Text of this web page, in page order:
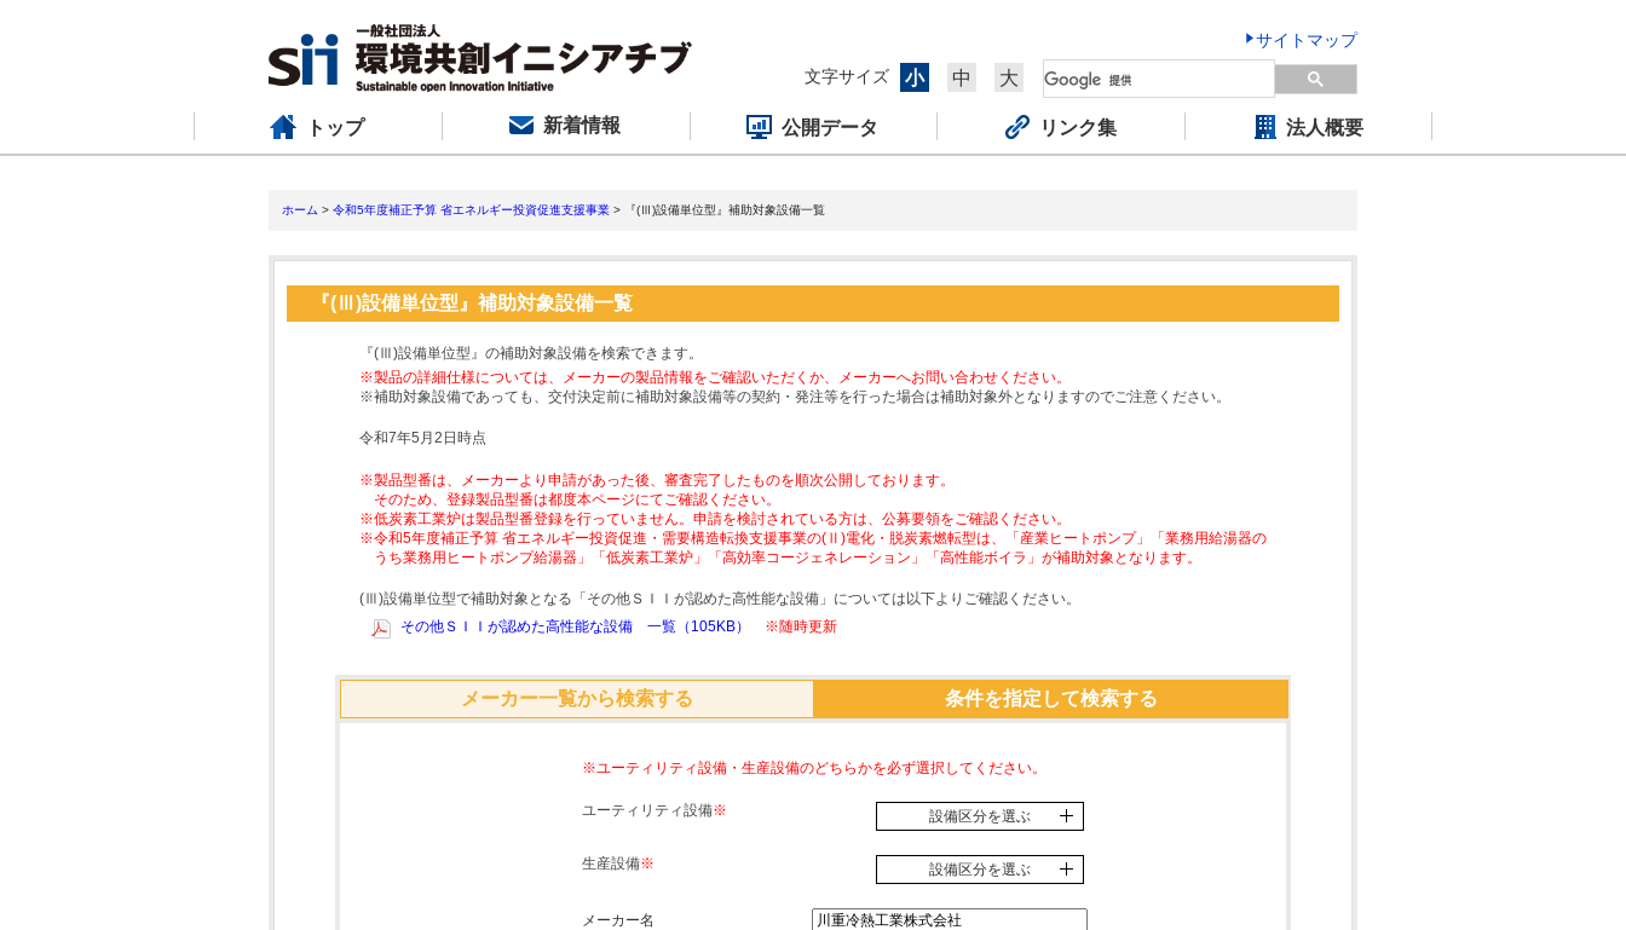
サイトマップ
文字サイズ
小 中 大
トップ 新着情報 公開データ リンク集 法人概要
ホーム > 令和5年度補正予算 省エネルギー投資促進支援事業 > 『(Ⅲ)設備単位型』補助対象設備一覧
『(Ⅲ)設備単位型』補助対象設備一覧
『(Ⅲ)設備単位型』の補助対象設備を検索できます。
※製品の詳細仕様については、メーカーの製品情報をご確認いただくか、メーカーへお問い合わせください。
※補助対象設備であっても、交付決定前に補助対象設備等の契約・発注等を行った場合は補助対象外となりますのでご注意ください。
令和7年5月2日時点
※製品型番は、メーカーより申請があった後、審査完了したものを順次公開しております。
そのため、登録製品型番は都度本ページにてご確認ください。
※低炭素工業炉は製品型番登録を行っていません。申請を検討されている方は、公募要領をご確認ください。
※令和5年度補正予算 省エネルギー投資促進・需要構造転換支援事業の(Ⅱ)電化・脱炭素燃転型は、「産業ヒートポンプ」「業務用給湯器の
うち業務用ヒートポンプ給湯器」「低炭素工業炉」「高効率コージェネレーション」「高性能ボイラ」が補助対象となります。
(Ⅲ)設備単位型で補助対象となる「その他ＳＩＩが認めた高性能な設備」については以下よりご確認ください。
その他ＳＩＩが認めた高性能な設備 一覧（105KB）
※随時更新
メーカー一覧から検索する 条件を指定して検索する
※ユーティリティ設備・生産設備のどちらかを必ず選択してください。
ユーティリティ設備※ 設備区分を選ぶ
生産設備※ 設備区分を選ぶ
メーカー名